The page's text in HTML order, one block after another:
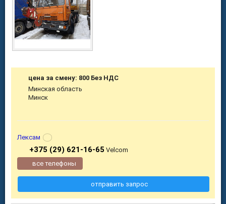
цена за смену: 800 Без НДС
Минская область
Минск
Лексам
+375 (29) 621-16-65 Velcom
все телефоны
отправить запрос